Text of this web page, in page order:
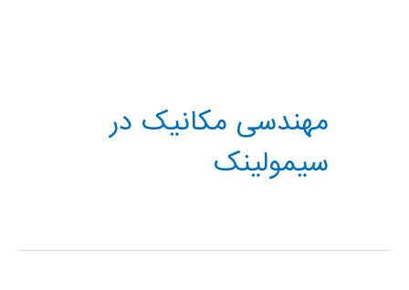
مهندسی مکانیک در
سیمولینک